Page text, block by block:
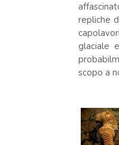
repliche
glaciale
scopo a